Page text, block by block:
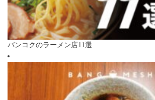
バンコクのラーメン店11選